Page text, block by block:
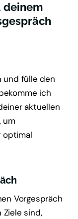
und fülle
um
Ziele
sind,